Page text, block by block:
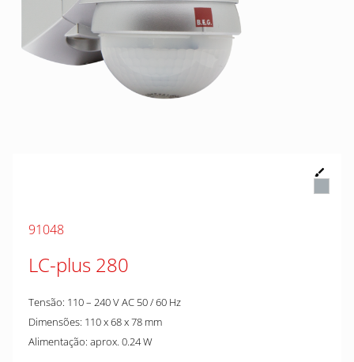
91048
LC-plus 280
Tensão: 110 – 240 V AC 50 / 60 Hz
Dimensões: 110 x 68 x 78 mm
Alimentação: aprox. 0.24 W